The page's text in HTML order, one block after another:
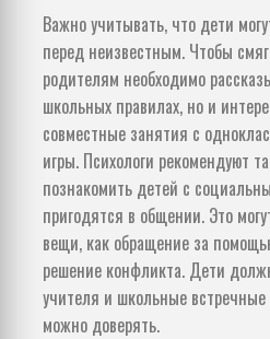
Важно учитывать, что дети
перед неизвестным. Чтобы
родителям необходимо
школьных правилах, но и
совместные занятия с
игры. Психологи рекомендуют
познакомить детей с
пригодятся в общении. Это
вещи, как обращение за
решение конфликта. Дети
учителя и школьные
можно доверять.